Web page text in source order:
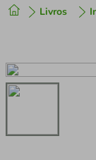
Livros
2º